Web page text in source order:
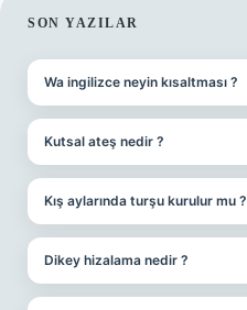
SIDEBAR
SON YAZILAR
Wa ingilizce neyin kısaltması ?
Kutsal ateş nedir ?
Kış aylarında turşu kurulur mu ?
Dikey hizalama nedir ?